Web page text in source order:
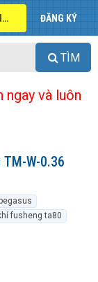
ĐĂNG NHẬP ĐĂNG KÝ
TÌM
và luôn
W-0.36
fusheng ta80